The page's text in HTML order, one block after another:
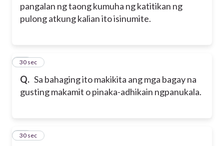
pangalan ng taong kumuha ng katitikan ng
pulong atkung kalian ito isinumite.
Q. Sa bahaging ito makikita ang mga bagay na
gusting makamit o pinaka-adhikain ngpanukala.
25
30 sec
26
30 sec